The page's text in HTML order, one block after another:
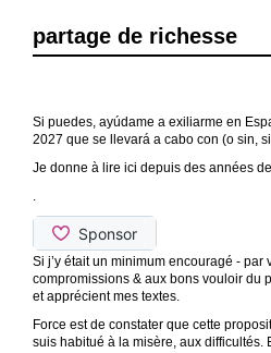
partage de richesse
Si puedes, ayúdame a exiliarme en
2027 que se llevará a cabo con (o sin,
Je donne à lire ici depuis des années
.
Si j’y était un minimum encouragé -
compromissions & aux bons vouloir du
et apprécient mes textes.
Force est de constater que cette
suis habitué à la misère, aux difficultés.